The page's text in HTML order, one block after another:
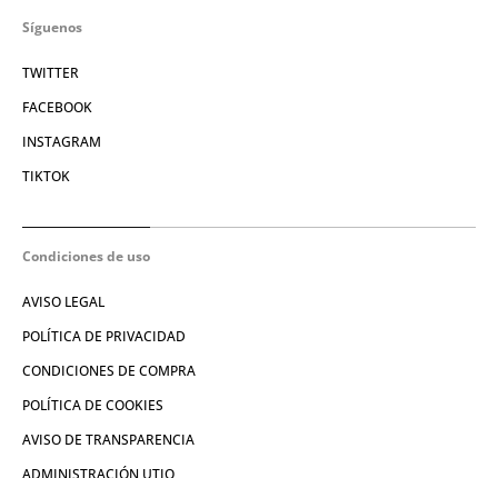
Síguenos
TWITTER
FACEBOOK
INSTAGRAM
TIKTOK
Condiciones de uso
AVISO LEGAL
POLÍTICA DE PRIVACIDAD
CONDICIONES DE COMPRA
POLÍTICA DE COOKIES
AVISO DE TRANSPARENCIA
ADMINISTRACIÓN UTIQ